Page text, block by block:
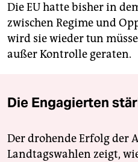
Die EU hatte bisher in
zwischen Regime und
wird sie wieder tun
außer Kontrolle geraten.
Die Engagierten
Der drohende Erfolg der
Landtagswahlen zeigt,